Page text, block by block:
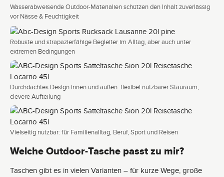
Wasserabweisende Outdoor-Materialien schützen den Inhalt zuverlässig
vor Nässe & Feuchtigkeit
Robuste und strapazierfähige Begleiter im Alltag, aber auch unter
extremen Bedingungen
Durchdachtes Design innen und außen: flexibel nutzbarer Stauraum,
clevere Aufteilung
Vielseitig nutzbar: für Familienalltag, Beruf, Sport und Reisen
Welche Outdoor-Tasche passt zu mir?
Taschen gibt es in vielen Varianten – für kurze Wege, große